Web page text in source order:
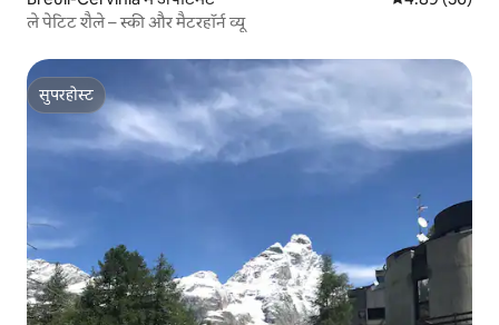
ले पेटिट शैले – स्की और मैटरहॉर्न व्यू
सुपरहोस्ट
सुपरहोस्ट